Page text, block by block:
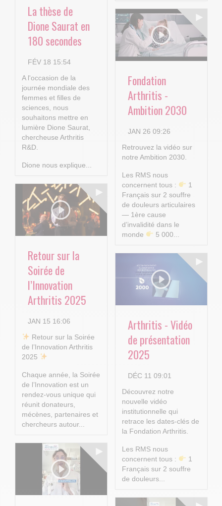
La thèse de
Dione Saurat en
180 secondes
FÉV 18 15:54
A l'occasion de la
journée mondiale des
femmes et filles de
sciences, nous
souhaitons mettre en
lumière Dione Saurat,
chercheuse Arthritis
R&D.
Dione nous explique...
Fondation
Arthritis -
Ambition 2030
JAN 26 09:26
Retrouvez la vidéo sur
notre Ambition 2030.
Les RMS nous
concernent tous :
1
Français sur 2 souffre
de douleurs articulaires
— 1ère cause
d’invalidité dans le
monde
5 000...
Retour sur la
Soirée de
l’Innovation
Arthritis 2025
JAN 15 16:06
​ Retour sur la Soirée
de l’Innovation Arthritis
2025
Chaque année, la Soirée
de l’Innovation est un
rendez-vous unique qui
réunit donateurs,
mécènes, partenaires et
chercheurs autour...
Arthritis - Vidéo
de présentation
2025
DÉC 11 09:01
Découvrez notre
nouvelle vidéo
institutionnelle qui
retrace les dates-clés de
la Fondation Arthritis.
Les RMS nous
concernent tous :
1
Français sur 2 souffre
de douleurs...